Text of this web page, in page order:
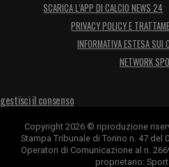
SCARICA L’APP DI CALCIO NEWS 24
PRIVACY POLICY E
INFORMATIVA ESTESA SUI
NETWORK
gestisci il consenso
Copyright 2026 © riproduzione
Stampa Tribunale di Torino n. 47 del
Operatori di Comunicazione al n.
proprietario: Sport